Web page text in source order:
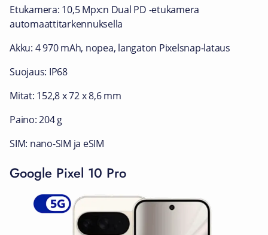
Etukamera: 10,5 Mpx:n Dual PD ‑etukamera
automaattitarkennuksella
Akku: 4 970 mAh, nopea, langaton Pixelsnap-lataus
Suojaus: IP68
Mitat: 152,8 x 72 x 8,6 mm
Paino: 204 g
SIM: nano-SIM ja eSIM
Google Pixel 10 Pro